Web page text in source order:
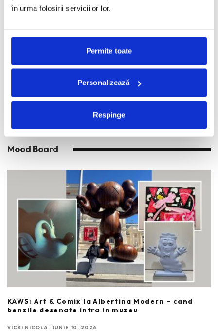
în urma folosirii serviciilor lor.
Permite toate
Personalizează
Respinge
IUNIE 4, 2026
Mood Board
KAWS: Art & Comix la Albertina Modern – cand
benzile desenate intra in muzeu
VICKI NICOLA · IUNIE 10, 2026